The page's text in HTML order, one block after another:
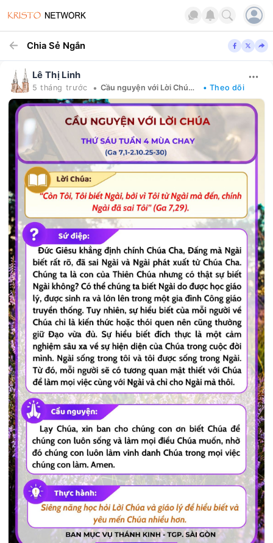
Chia Sẻ Ngắn
Lê Thị Linh
5 tháng trước • Cầu nguyện với Lời Chúa mỗi ngày • Theo dõi